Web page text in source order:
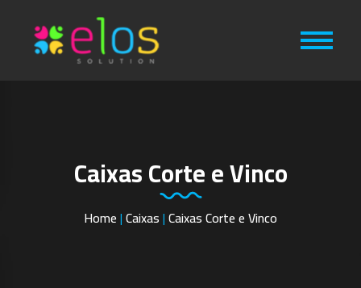
Caixas Corte e Vinco
Home|Caixas|Caixas Corte e Vinco